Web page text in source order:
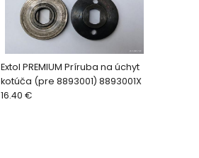
Extol PREMIUM Príruba na úchyt
kotúča (pre 8893001) 8893001X
16.40 €